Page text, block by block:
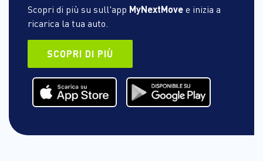
Scopri di più su sull'app MyNextMovee inizia a
ricarica la tua auto.
SCOPRI DI PIÙ